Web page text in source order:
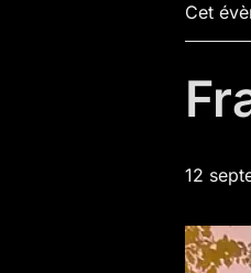
Cet
12